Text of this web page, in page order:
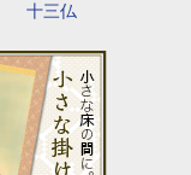
十三仏